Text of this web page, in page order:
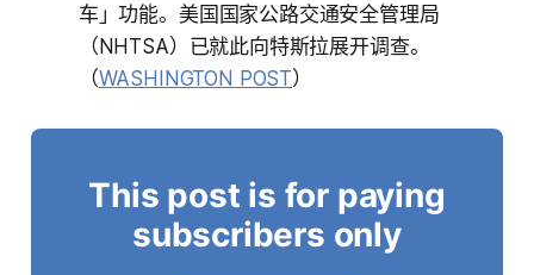
车」功能。美国国家公路交通安全管理局
（NHTSA）已就此向特斯拉展开调查。
（WASHINGTON POST）
This post is for paying
subscribers only